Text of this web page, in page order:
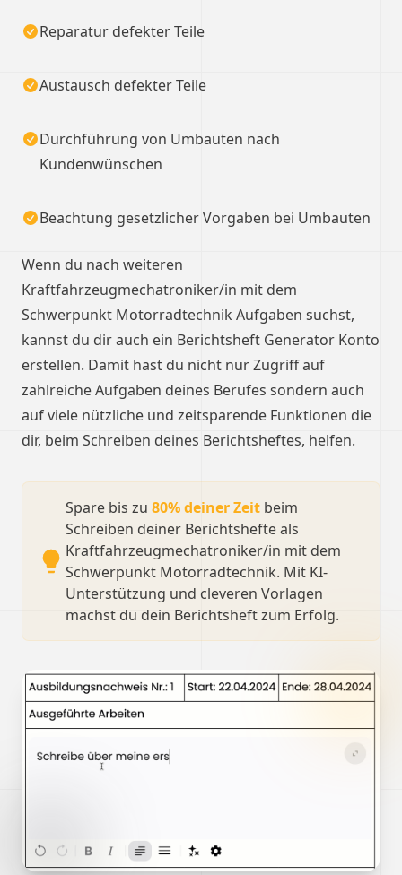
Reparatur defekter Teile
Austausch defekter Teile
Durchführung von Umbauten nach
Kundenwünschen
Beachtung gesetzlicher Vorgaben bei Umbauten
Wenn du nach weiteren
Kraftfahrzeugmechatroniker/in mit dem
Schwerpunkt Motorradtechnik Aufgaben suchst,
kannst du dir auch ein Berichtsheft Generator Konto
erstellen. Damit hast du nicht nur Zugriff auf
zahlreiche Aufgaben deines Berufes sondern auch
auf viele nützliche und zeitsparende Funktionen die
dir, beim Schreiben deines Berichtsheftes, helfen.
Spare bis zu 80% deiner Zeit beim
Schreiben deiner Berichtshefte als
Kraftfahrzeugmechatroniker/in mit dem
Schwerpunkt Motorradtechnik. Mit KI-
Unterstützung und cleveren Vorlagen
machst du dein Berichtsheft zum Erfolg.